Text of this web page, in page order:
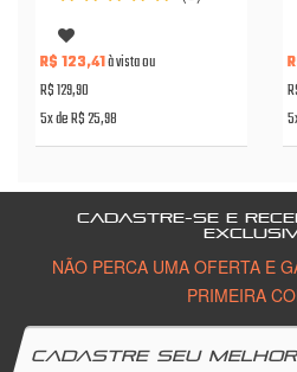
R$ 123,41à vista ou
R$ 129,90
5x de R$ 25,98
CADASTRE-SE E
NÃO PERCA UMA OFERTA E
PRIMEIRA